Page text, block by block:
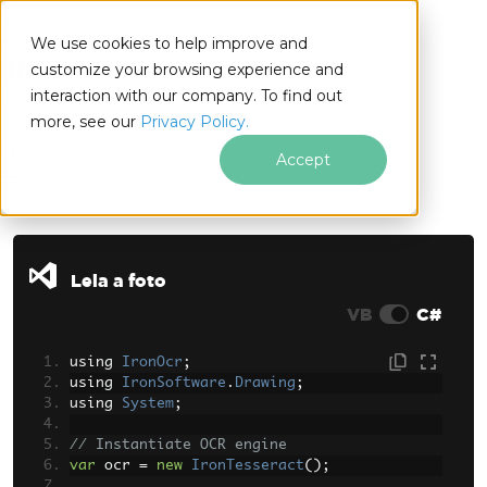
We use cookies to help improve and
customize your browsing experience and
interaction with our company. To find out
more, see our Privacy Policy.
Accept
.NET
Leia a foto
VB
C#
using IronOcr ;
using IronSoftware . Drawing ;
using System;
// Instantiate OCR engine
var ocr = new IronTesseract();